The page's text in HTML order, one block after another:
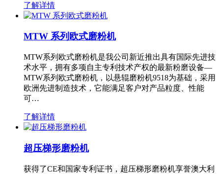
了解详情
MTW 系列欧式磨粉机
MTW系列欧式磨粉机是我公司新近推出具有国际先进技
术水平，拥有多项自主专利技术产权的最新粉磨设备—
MTW系列欧式磨粉机，以悬辊磨粉机9518为基础，采用
欧洲先进制造技术，它能满足客户对产品粒度、性能
可…
了解详情
超压梯形磨粉机
获得了CE和国家专利证书，超压梯形磨粉机享誉澳大利